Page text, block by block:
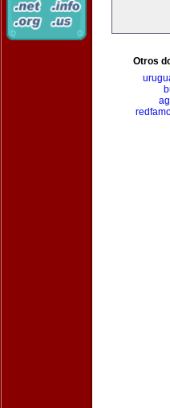
Otros